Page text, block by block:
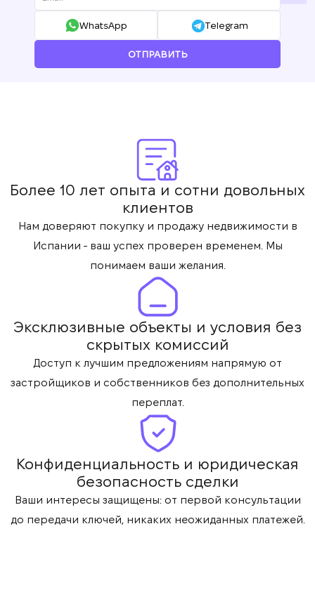
WhatsApp Telegram
ОТПРАВИТЬ
Более 10 лет опыта и сотни довольных
клиентов
Нам доверяют покупку и продажу недвижимости в
Испании - ваш успех проверен временем. Мы
понимаем ваши желания.
Эксклюзивные объекты и условия без
скрытых комиссий
Доступ к лучшим предложениям напрямую от
застройщиков и собственников без дополнительных
переплат.
Конфиденциальность и юридическая
безопасность сделки
Ваши интересы защищены: от первой консультации
до передачи ключей, никаких неожиданных платежей.